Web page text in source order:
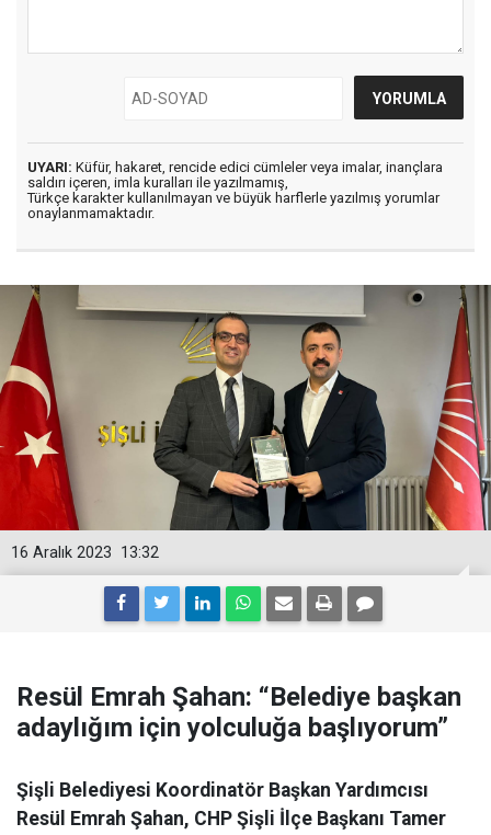
UYARI: Küfür, hakaret, rencide edici cümleler veya imalar, inançlara
saldırı içeren, imla kuralları ile yazılmamış,
Türkçe karakter kullanılmayan ve büyük harflerle yazılmış yorumlar
onaylanmamaktadır.
13:32
16 Aralık 2023
Resül Emrah Şahan: “Belediye başkan
adaylığım için yolculuğa başlıyorum”
Şişli Belediyesi Koordinatör Başkan Yardımcısı
Resül Emrah Şahan, CHP Şişli İlçe Başkanı Tamer